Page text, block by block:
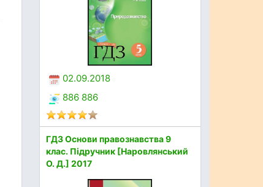
02.09.2018
886 886
ГДЗ Основи правознавства 9
клас. Підручник [Наровлянський
О. Д.] 2017